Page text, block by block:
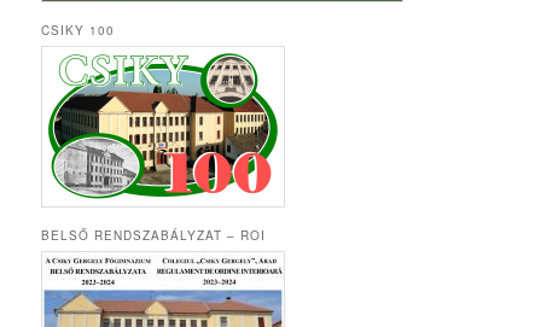
CSIKY 100
BELSŐ RENDSZABÁLYZAT – ROI